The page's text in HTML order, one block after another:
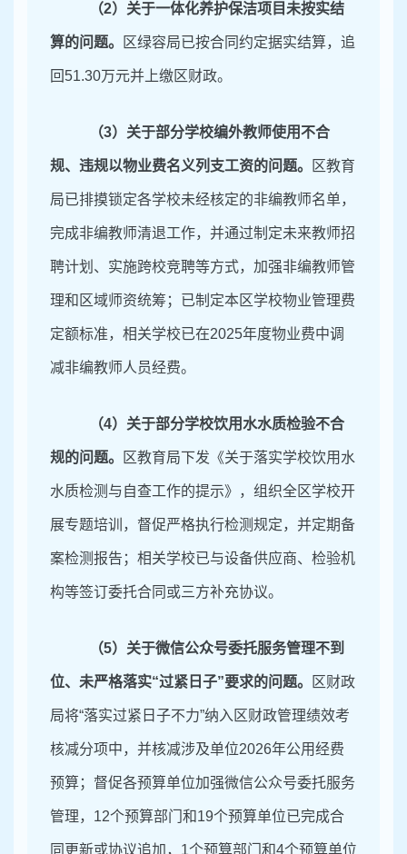
（2） 关于一体化养护保洁项目未按实结
算的问题。 区绿容局已按合同约定据实结算，追
回 51.30万元并上缴区财政。
（3） 关于部分学校编外教师使用不合
规、违规以物业费名义列支工资的问题。 区教育
局已排摸锁定各学校未经核定的非编教师名单，
完成非编教师清退工作，并通过制定未来教师招
聘计划、实施跨校竞聘等方式，加强非编教师管
理和区域师资统筹；已制定本区学校物业管理费
定额标准，相关学校已在2025年度物业费中调
减非编教师人员经费。
（4）关于部分学校饮用水水质检验不合
规的问题。 区教育局下发《关于落实学校饮用水
水质检测与自查工作的提示》，组织全区学校开
展专题培训，督促严格执行检测规定，并定期备
案检测报告；相关学校已与设备供应商、检验机
构等签订委托合同或三方补充协议。
（5）关于微信公众号委托服务管理不到
位、未严格落实“过紧日子”要求的问题。 区财政
局将“落实过紧日子不力”纳入区财政管理绩效考
核减分项中，并核减涉及单位2026年公用经费
预算；督促各预算单位加强微信公众号委托服务
管理， 12个预算部门和19个预算单位已完成合
同更新或协议追加， 1个预算部门和4个预算单位